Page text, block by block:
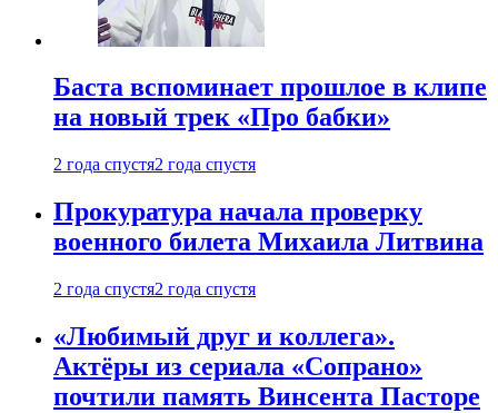
Баста вспоминает прошлое в клипе
на новый трек «Про бабки»
2 года спустя2 года спустя
Прокуратура начала проверку
военного билета Михаила Литвина
2 года спустя2 года спустя
«Любимый друг и коллега».
Актёры из сериала «Сопрано»
почтили память Винсента Пасторе